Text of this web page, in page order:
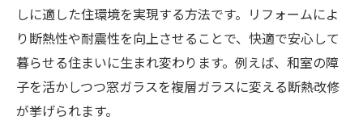
しに適した住環境を実現する方法です。リフォームによ
り断熱性や耐震性を向上させることで、快適で安心して
暮らせる住まいに生まれ変わります。例えば、和室の障
子を活かしつつ窓ガラスを複層ガラスに変える断熱改修
が挙げられます。